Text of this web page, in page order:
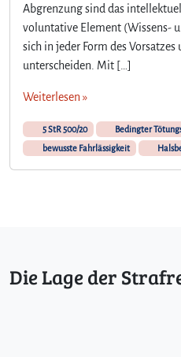
Abgrenzung sind das
voluntative Element (Wissens-
sich in jeder Form des
unterscheiden. Mit […]
Weiterlesen »
5 StR 500/20
Bedingter
bewusste Fahrlässigkeit
Die Lage der